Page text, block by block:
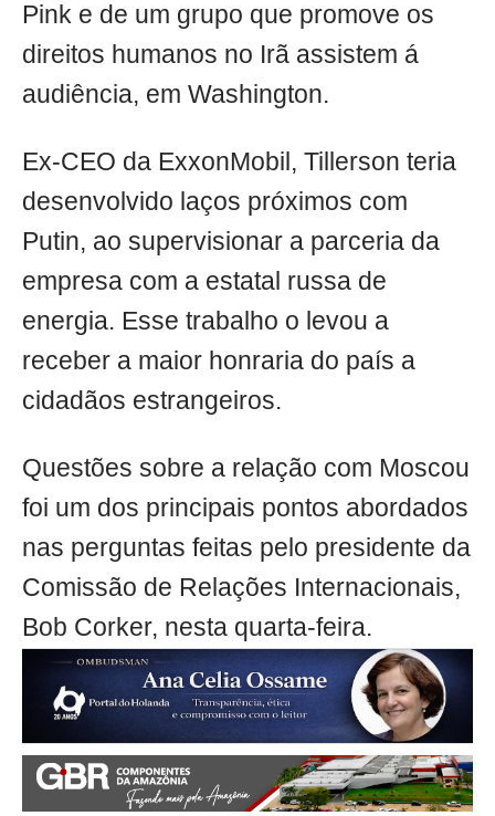
Pink e de um grupo que promove os
direitos humanos no Irã assistem á
audiência, em Washington.
Ex-CEO da ExxonMobil, Tillerson teria
desenvolvido laços próximos com
Putin, ao supervisionar a parceria da
empresa com a estatal russa de
energia. Esse trabalho o levou a
receber a maior honraria do país a
cidadãos estrangeiros.
Questões sobre a relação com Moscou
foi um dos principais pontos abordados
nas perguntas feitas pelo presidente da
Comissão de Relações Internacionais,
Bob Corker, nesta quarta-feira.